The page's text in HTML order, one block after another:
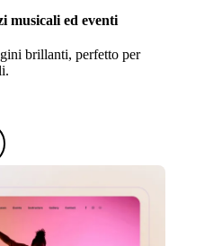
musicali ed eventi
brillanti, perfetto per